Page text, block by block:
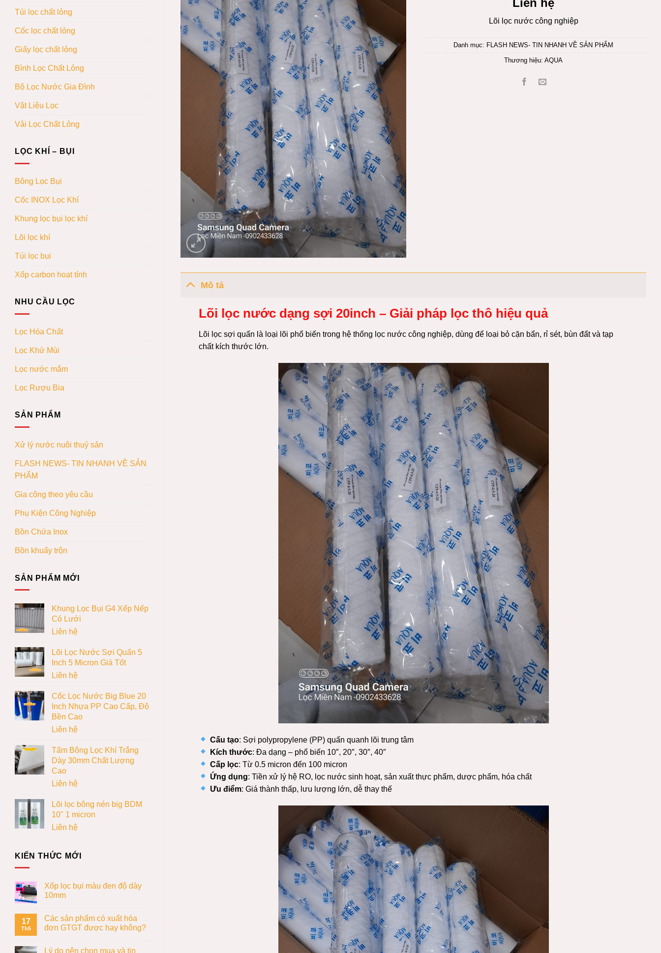
Túi lọc chất lỏng
Cốc lọc chất lỏng
Giấy lọc chất lỏng
Bình Lọc Chất Lỏng
Bộ Lọc Nước Gia Đình
Vật Liệu Lọc
Vải Lọc Chất Lỏng
LỌC KHÍ – BỤI
Bông Lọc Bụi
Cốc INOX Lọc Khí
Khung lọc bụi lọc khí
Lõi lọc khí
Túi lọc bụi
Xốp carbon hoạt tính
NHU CẦU LỌC
Lọc Hóa Chất
Lọc Khử Mùi
Lọc nước mắm
Lọc Rượu Bia
SẢN PHẨM
Xử lý nước nuôi thuỷ sản
FLASH NEWS- TIN NHANH VỀ SẢN
PHẨM
Gia công theo yêu cầu
Phụ Kiện Công Nghiệp
Bồn Chứa Inox
Bồn khuấy trộn
SẢN PHẨM MỚI
Khung Lọc Bụi G4 Xếp Nếp
Có Lưới
Liên hệ
Lõi Lọc Nước Sợi Quấn 5
Inch 5 Micron Giá Tốt
Liên hệ
Cốc Lọc Nước Big Blue 20
Inch Nhựa PP Cao Cấp, Độ
Bền Cao
Liên hệ
Tấm Bông Lọc Khí Trắng
Dày 30mm Chất Lượng
Cao
Liên hệ
Lõi lọc bông nén big BDM
10" 1 micron
Liên hệ
KIẾN THỨC MỚI
Xốp lọc bụi màu đen độ dày
10mm
17
Th5
Các sản phẩm có xuất hóa
đơn GTGT được hay không?
Lý do nên chọn mua và tin
Lõi lọc nước công nghiệp
Danh mục: FLASH NEWS- TIN NHANH VỀ SẢN PHẨM
Thương hiệu:AQUA
Mô tả
Lõi lọc nước dạng sợi 20inch – Giải pháp lọc thô hiệu quả
Lõi lọc sợi quấn là loại lõi phổ biến trong hệ thống lọc nướccông nghiệp, dùng để loại bỏ cặn bẩn, rỉ sét, bùn đất và tạp
chất kích thước lớn.
Cấu tạo: Sợi polypropylene (PP) quấn quanh lõi trung tâm
Kích thước: Đa dạng – phổ biến 10″, 20″, 30″, 40″
Cấp lọc: Từ 0.5 micron đến 100 micron
Ứng dụng: Tiền xử lý hệ RO, lọc nước sinh hoạt, sản xuất thực phẩm, dược phẩm, hóa chất
Ưu điểm: Giá thành thấp, lưu lượng lớn, dễ thay thế